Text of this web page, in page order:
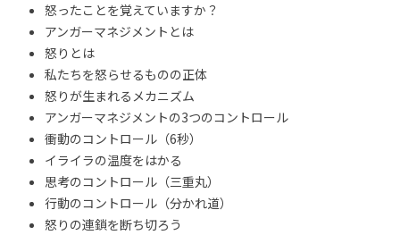
怒ったことを覚えていますか？
アンガーマネジメントとは
怒りとは
私たちを怒らせるものの正体
怒りが生まれるメカニズム
アンガーマネジメントの3つのコントロール
衝動のコントロール（6秒）
イライラの温度をはかる
思考のコントロール（三重丸）
行動のコントロール（分かれ道）
怒りの連鎖を断ち切ろう